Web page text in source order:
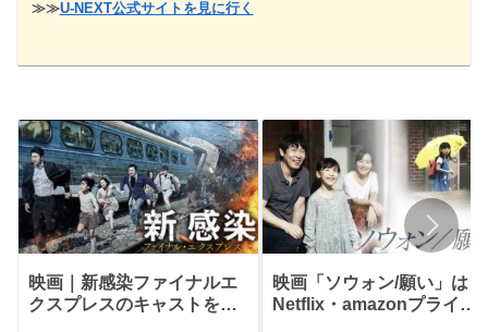
≫≫U-NEXT公式サイトを見に行く
映画｜新感染ファイナルエ
クスプレスのキャストをご
映画「ソウォン/願い」は
Netflix・amazonプライム